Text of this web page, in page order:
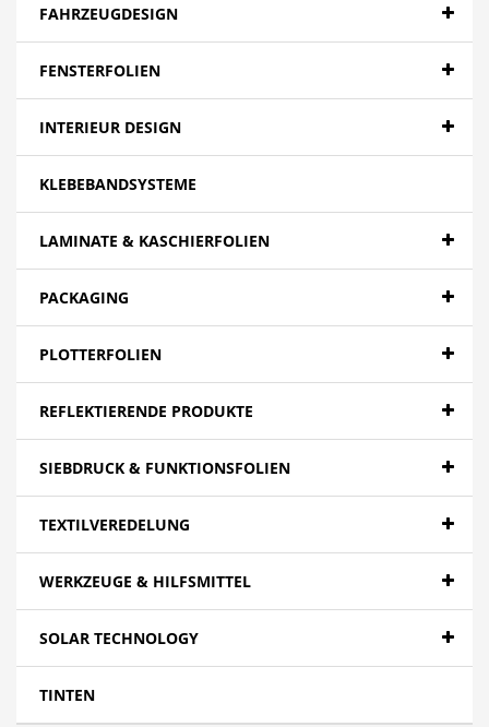
FAHRZEUGDESIGN
FENSTERFOLIEN
INTERIEUR DESIGN
KLEBEBANDSYSTEME
LAMINATE & KASCHIERFOLIEN
PACKAGING
PLOTTERFOLIEN
REFLEKTIERENDE PRODUKTE
SIEBDRUCK & FUNKTIONSFOLIEN
TEXTILVEREDELUNG
WERKZEUGE & HILFSMITTEL
SOLAR TECHNOLOGY
TINTEN